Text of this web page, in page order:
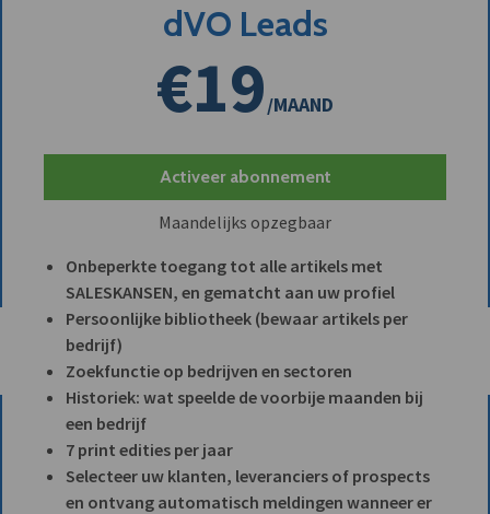
dVO Leads
€19/MAAND
Activeer abonnement
Maandelijks opzegbaar
Onbeperkte toegang tot alle artikels met
SALESKANSEN, en gematcht aan uw profiel
Persoonlijke bibliotheek (bewaar artikels per
bedrijf)
Zoekfunctie op bedrijven en sectoren
Historiek: wat speelde de voorbije maanden bij
een bedrijf
7 print edities per jaar
Selecteer uw klanten, leveranciers of prospects
en ontvang automatisch meldingen wanneer er